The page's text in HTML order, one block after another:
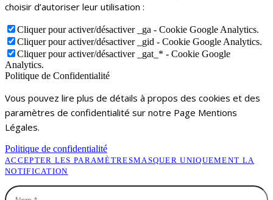
choisir d’autoriser leur utilisation :
Cliquer pour activer/désactiver _ga - Cookie Google Analytics.
Cliquer pour activer/désactiver _gid - Cookie Google Analytics.
Cliquer pour activer/désactiver _gat_* - Cookie Google
Analytics.
Politique de Confidentialité
Vous pouvez lire plus de détails à propos des cookies et des
paramètres de confidentialité sur notre Page Mentions
Légales.
Politique de confidentialité
ACCEPTER LES PARAMÈTRESMASQUER UNIQUEMENT LA
NOTIFICATION